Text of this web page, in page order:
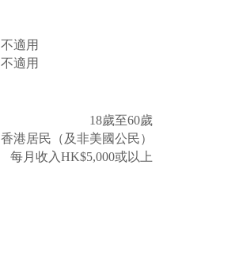
不適用
不適用
18歲至60歲
香港居民（及非美國公民）
每月收入HK$5,000或以上